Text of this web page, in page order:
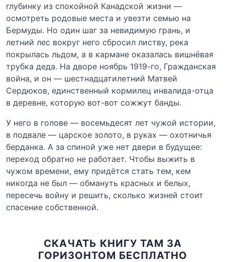
глубинку из спокойной Канадской жизни —
осмотреть родовые места и увезти семью на
Бермуды. Но один шаг за невидимую грань, и
летний лес вокруг него сбросил листву, река
покрылась льдом, а в кармане оказалась вишнёвая
трубка деда. На дворе ноябрь 1919-го, Гражданская
война, и он — шестнадцатилетний Матвей
Сердюков, единственный кормилец инвалида-отца
в деревне, которую вот-вот сожжут банды.
У него в голове — восемьдесят лет чужой истории,
в подвале — царское золото, в руках — охотничья
берданка. А за спиной уже нет двери в будущее:
переход обратно не работает. Чтобы выжить в
чужом времени, ему придётся стать тем, кем
никогда не был — обмануть красных и белых,
пересечь войну и решить, сколько жизней стоит
спасение собственной.
СКАЧАТЬ КНИГУ ТАМ ЗА
ГОРИЗОНТОМ БЕСПЛАТНО